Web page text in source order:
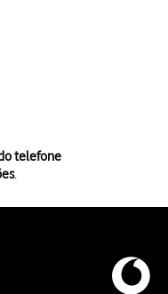
telefone
.